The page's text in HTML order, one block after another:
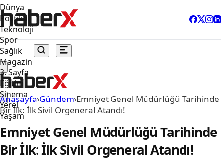
Dünya
Politika
Teknoloji
Spor
Sağlık
Magazin
3. Sayfa
Eğitim
Sinema
Yerel
Yaşam
Anasayfa›Gündem›Emniyet Genel Müdürlüğü Tarihinde
Bir İlk: İlk Sivil Orgeneral Atandı!
Emniyet Genel Müdürlüğü Tarihinde
Bir İlk: İlk Sivil Orgeneral Atandı!